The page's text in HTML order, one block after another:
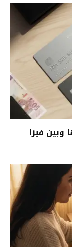
وبين فيزا